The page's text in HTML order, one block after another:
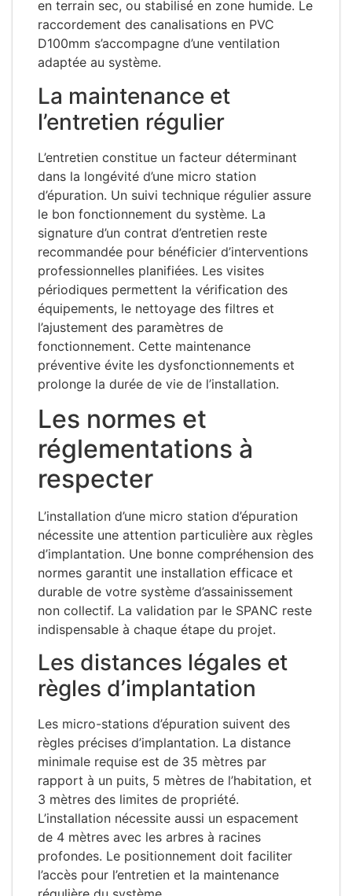
en terrain sec, ou stabilisé en zone humide. Le
raccordement des canalisations en PVC
D100mm s’accompagne d’une ventilation
adaptée au système.
La maintenance et
l’entretien régulier
L’entretien constitue un facteur déterminant
dans la longévité d’une micro station
d’épuration. Un suivi technique régulier assure
le bon fonctionnement du système. La
signature d’un contrat d’entretien reste
recommandée pour bénéficier d’interventions
professionnelles planifiées. Les visites
périodiques permettent la vérification des
équipements, le nettoyage des filtres et
l’ajustement des paramètres de
fonctionnement. Cette maintenance
préventive évite les dysfonctionnements et
prolonge la durée de vie de l’installation.
Les normes et
réglementations à
respecter
L’installation d’une micro station d’épuration
nécessite une attention particulière aux règles
d’implantation. Une bonne compréhension des
normes garantit une installation efficace et
durable de votre système d’assainissement
non collectif. La validation par le SPANC reste
indispensable à chaque étape du projet.
Les distances légales et
règles d’implantation
Les micro-stations d’épuration suivent des
règles précises d’implantation. La distance
minimale requise est de 35 mètres par
rapport à un puits, 5 mètres de l’habitation, et
3 mètres des limites de propriété.
L’installation nécessite aussi un espacement
de 4 mètres avec les arbres à racines
profondes. Le positionnement doit faciliter
l’accès pour l’entretien et la maintenance